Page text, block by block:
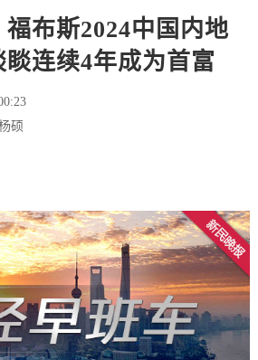
布斯2024中国内地
连续4年成为首富
硕